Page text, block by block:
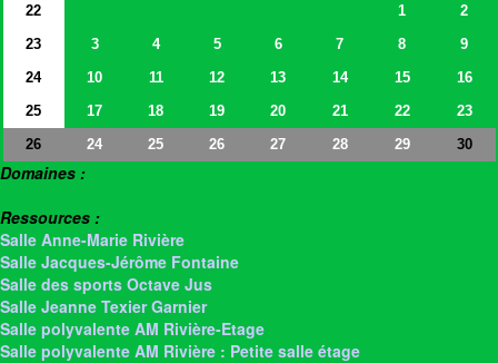
22
1
2
23
3 4 5 6 7 8
9
24
10 11 12 13 14 15
16
25
17 18 19 20 21 22
23
26
24 25 26 27 28 29 30
Domaines :
Ressources :
Salle Anne-Marie Rivière
Salle Jacques-Jérôme Fontaine
Salle des sports Octave Jus
Salle Jeanne Texier Garnier
Salle polyvalente AM Rivière-Etage
Salle polyvalente AM Rivière : Petite salle étage